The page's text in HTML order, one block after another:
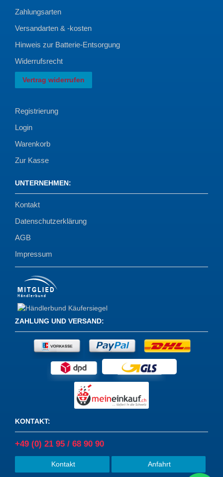
Zahlungsarten
Versandarten & -kosten
Hinweis zur Batterie-Entsorgung
Widerrufsrecht
Vertrag widerrufen
Registrierung
Login
Warenkorb
Zur Kasse
UNTERNEHMEN:
Kontakt
Datenschutzerklärung
AGB
Impressum
ZAHLUNG UND VERSAND:
KONTAKT:
+49 (0) 21 95 / 68 90 90
Kontakt Anfahrt